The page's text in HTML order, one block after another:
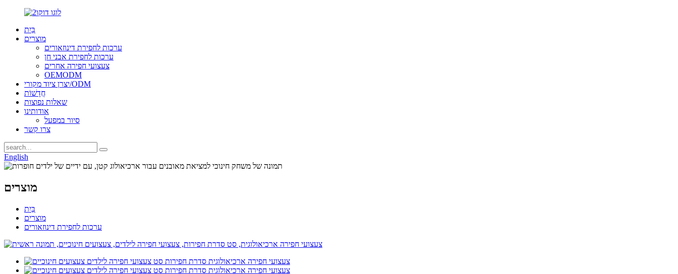
בַּיִת
מוצרים
ערכות לחפירת דינוזאורים
ערכות לחפירת אבני חן
צעצועי חפירה אחרים
OEMODM
יצרן ציוד מקורי/ODM
חֲדָשׁוֹת
שאלות נפוצות
אודותינו
סיור במפעל
צרו קשר
English
מוצרים
בַּיִת
מוצרים
ערכות לחפירת דינוזאורים